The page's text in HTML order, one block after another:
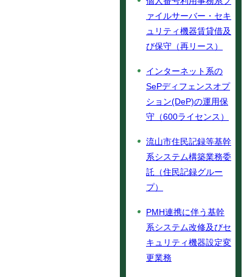
ァイルサーバー・セキ
ュリティ機器賃貸借及
び保守（再リース）
インターネット系の
SePディフェンスオプ
ション(DeP)の運用保
守（600ライセンス）
流山市住民記録等基幹
系システム構築業務委
託（住民記録グルー
プ）
PMH連携に伴う基幹
系システム改修及びセ
キュリティ機器設定変
更業務